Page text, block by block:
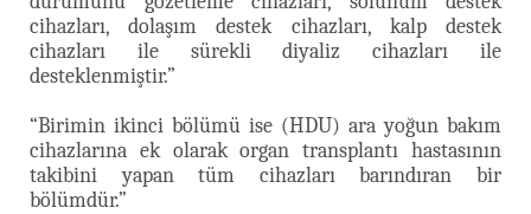
cihazları, dolaşım destek cihazları, kalp destek
cihazları ile sürekli diyaliz cihazları ile
desteklenmiştir.”
“Birimin ikinci bölümü ise (HDU) ara yoğun bakım
cihazlarına ek olarak organ transplantı hastasının
takibini yapan tüm cihazları barındıran bir
bölümdür.”